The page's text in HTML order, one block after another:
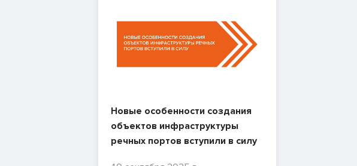
Новые особенности создания
объектов инфраструктуры
речных портов вступили в силу